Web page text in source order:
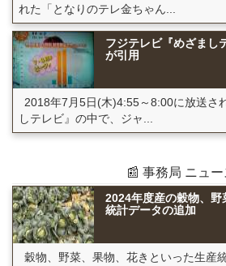
れた「となりのテレ金ちゃん...
フジテレビ『めざまし
が引用
2018年7月5日(木)4:55～8:00に放送さ
しテレビ』の中で、ジャ...
📰 事務局 ニュー
2024年度産の穀物、
統計データの追加
穀物、野菜、果物、花きといった生産